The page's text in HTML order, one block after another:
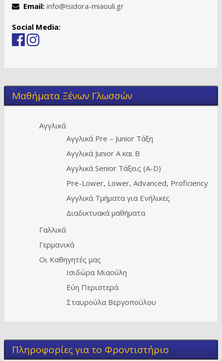
Email: info@isidora-miaouli.gr
Social Media:
Μαθήματα Ξένων Γλωσσών
Αγγλικά
Αγγλικά Pre – Junior Τάξη
Αγγλικά Junior A και Β
Αγγλικά Senior Τάξεις (Α-D)
Pre-Lower, Lower, Advanced, Proficiency
Αγγλικά Τμήματα για Ενήλικες
Διαδικτυακά μαθήματα
Γαλλικά
Γερμανικά
Οι Καθηγητές μας
Ισιδώρα Μιαούλη
Εύη Περιστερά
Σταυρούλα Βεργοπούλου
Πληροφορίες για το Φροντιστήριο